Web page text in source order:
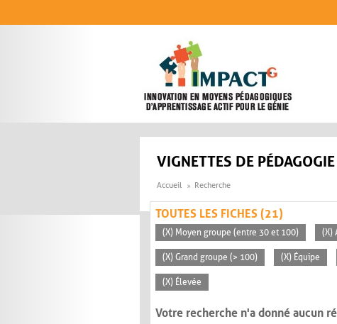
VIGNETTES DE
Accueil Recherche
TOUTES LES FICHES (21)
(X) Moyen groupe (entre 30 et 100) (X)
(X) Grand groupe (> 100) (X) Équipe
(X) Élevée
Votre recherche n'a donné aucun